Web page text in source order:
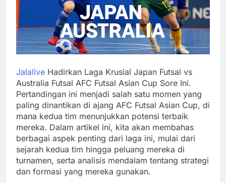
Jalalive Hadirkan Laga Krusial Japan Futsal vs
Australia Futsal AFC Futsal Asian Cup Sore Ini.
Pertandingan ini menjadi salah satu momen yang
paling dinantikan di ajang AFC Futsal Asian Cup, di
mana kedua tim menunjukkan potensi terbaik
mereka. Dalam artikel ini, kita akan membahas
berbagai aspek penting dari laga ini, mulai dari
sejarah kedua tim hingga peluang mereka di
turnamen, serta analisis mendalam tentang strategi
dan formasi yang mereka gunakan.